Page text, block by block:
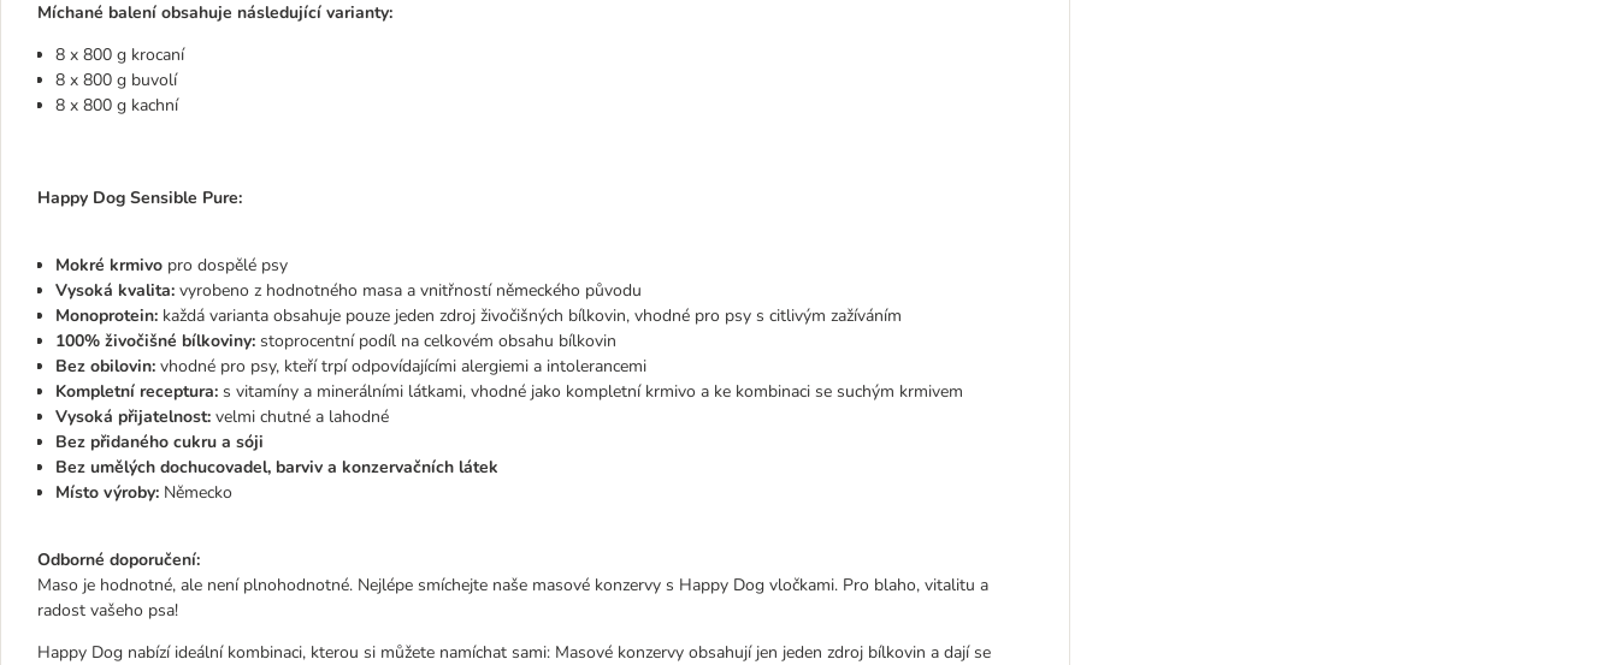
Míchané balení obsahuje následující varianty:
8 x 800 g krocaní
8 x 800 g buvolí
8 x 800 g kachní
Happy Dog Sensible Pure:
Mokré krmivo pro dospělé psy
Vysoká kvalita: vyrobeno z hodnotného masa a vnitřností německého původu
Monoprotein: každá varianta obsahuje pouze jeden zdroj živočišných bílkovin, vhodné pro psy s citlivým zažíváním
100% živočišné bílkoviny: stoprocentní podíl na celkovém obsahu bílkovin
Bez obilovin: vhodné pro psy, kteří trpí odpovídajícími alergiemi a intolerancemi
Kompletní receptura: s vitamíny a minerálními látkami, vhodné jako kompletní krmivo a ke kombinaci se suchým krmivem
Vysoká přijatelnost: velmi chutné a lahodné
Bez přidaného cukru a sóji
Bez umělých dochucovadel, barviv a konzervačních látek
Místo výroby: Německo
Odborné doporučení:
Maso je hodnotné, ale není plnohodnotné. Nejlépe smíchejte naše masové konzervy s Happy Dog vločkami. Pro blaho, vitalitu a
radost vašeho psa!
Happy Dog nabízí ideální kombinaci, kterou si můžete namíchat sami: Masové konzervy obsahují jen jeden zdroj bílkovin a dají se